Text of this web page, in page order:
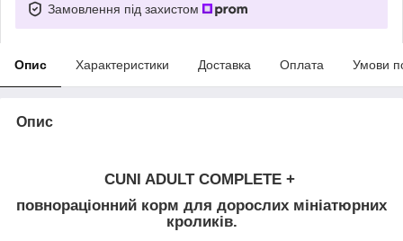
Замовлення під захистом
Опис Характеристики Доставка Оплата Умови
Опис
CUNI ADULT COMPLETE +
повнораціонний корм для дорослих мініатюрних
кроликів.